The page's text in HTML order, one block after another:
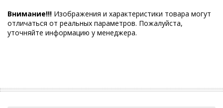
Внимание!!! Изображения и характеристики товара могут
отличаться от реальных параметров. Пожалуйста,
уточняйте информацию у менеджера.